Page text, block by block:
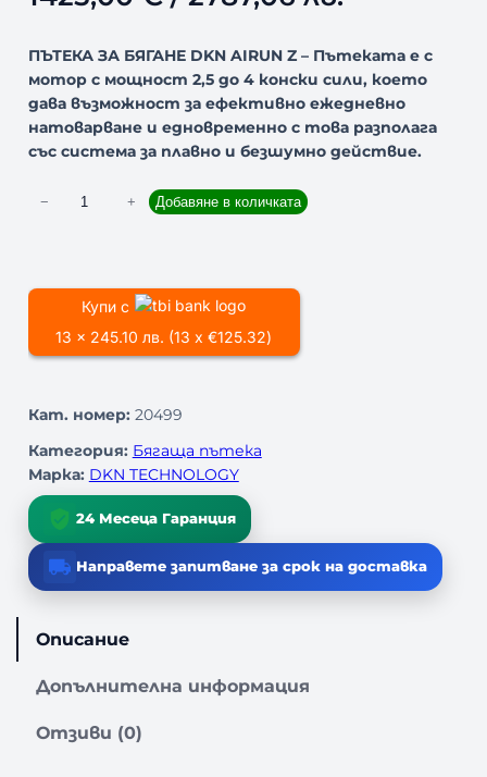
ПЪТЕКА ЗА БЯГАНЕ DKN AIRUN Z – Пътеката е с
мотор с мощност 2,5 до 4 конски сили, което
дава възможност за ефективно ежедневно
натоварване и едновременно с това разполага
със система за плавно и безшумно действие.
ч
с
о
з
а
я
г
а
щ
П
т
− + Добавяне в количката
Купи с
13 x 245.10 лв. (13 x €125.32)
Кат. номер: 20499
Категория: Бягаща пътека
Марка: DKN TECHNOLOGY
24 Месеца Гаранция
Направете запитване за срок на доставка
Описание
Допълнителна информация
Отзиви (0)